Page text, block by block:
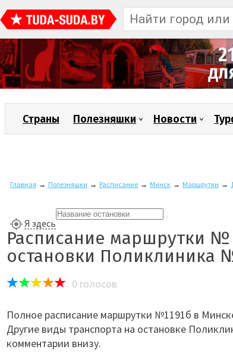
Страны Полезняшки Новости
Главная → Полезняшки → Расписание → Минск → Маршрутки →
Я здесь
Расписание маршрутки №
остановки Поликлиника
0 голосов
Полное расписание маршрутки №1191б в
Другие виды транспорта на остановке
комментарии внизу.